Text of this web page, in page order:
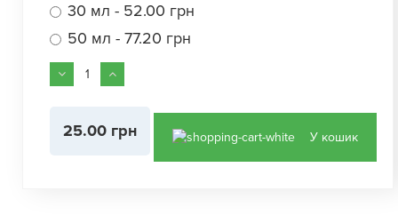
30 мл - 52.00 грн
50 мл - 77.20 грн
25.00 грн У кошик